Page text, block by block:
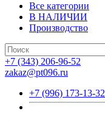
Все категории
В НАЛИЧИИ
Производство
+7 (343) 206-96-52
zakaz@pt096.ru
+7 (996) 173-13-32